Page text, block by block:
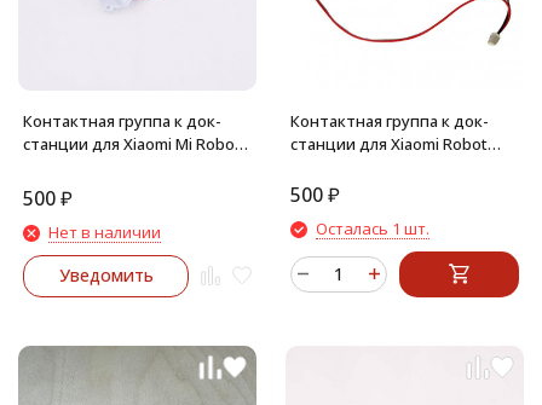
Контактная группа к док-
станции для Xiaomi Mi Robot
1C), Vacuum- Mop 2C
XMSTJQR2C, Dreame F9
500₽
Нет в наличии
Уведомить
Контактная группа к док-
станции для Xiaomi Robot
500₽
Осталась 1 шт.